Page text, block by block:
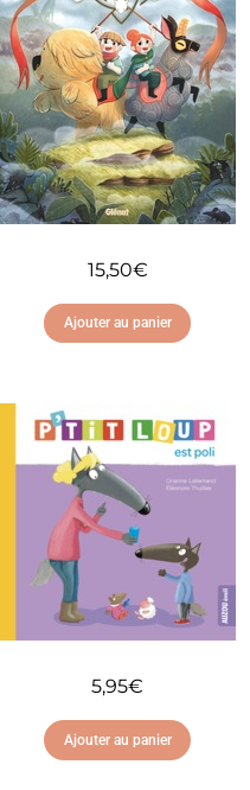
15,50€
Ajouter au panier
Ajouter à ma liste
d'envies
5,95€
Ajouter au panier